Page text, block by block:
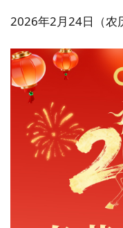
2026年2月24日（农